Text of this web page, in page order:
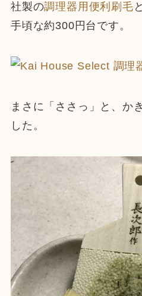
社製の調理器用便利刷毛
手頃な約300円台です。
まさに「ささっ」と、か
した。